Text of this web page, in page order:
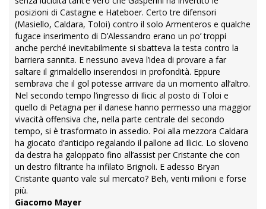
posizioni di Castagne e Hateboer. Certo tre difensori
(Masiello, Caldara, Toloi) contro il solo Armenteros e qualche
fugace inserimento di D’Alessandro erano un po’ troppi
anche perché inevitabilmente si sbatteva la testa contro la
barriera sannita. E nessuno aveva l’idea di provare a far
saltare il grimaldello inserendosi in profondità. Eppure
sembrava che il gol potesse arrivare da un momento all’altro.
Nel secondo tempo l’ingresso di Ilicic al posto di Toloi e
quello di Petagna per il danese hanno permesso una maggior
vivacità offensiva che, nella parte centrale del secondo
tempo, si è trasformato in assedio. Poi alla mezzora Caldara
ha giocato d’anticipo regalando il pallone ad Ilicic. Lo sloveno
da destra ha galoppato fino all’assist per Cristante che con
un destro filtrante ha infilato Brignoli. E adesso Bryan
Cristante quanto vale sul mercato? Beh, venti milioni e forse
più.
Giacomo Mayer